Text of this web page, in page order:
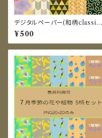
デジタルペーパー(和柄classic)
A4PDF
¥500